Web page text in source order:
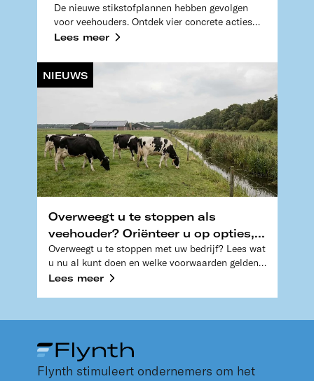
De nieuwe stikstofplannen hebben gevolgen
voor veehouders. Ontdek vier concrete acties
rond PAS, monomestvergisting en
Lees meer
NIEUWS
Overweegt u te stoppen als
veehouder? Oriënteer u op opties,
zoals de Vbr
Overweegt u te stoppen met uw bedrijf? Lees wat
u nu al kunt doen en welke voorwaarden gelden
voor de Vbr. Zo bent u goed voorbereid.
Lees meer
Flynth stimuleert ondernemers om het